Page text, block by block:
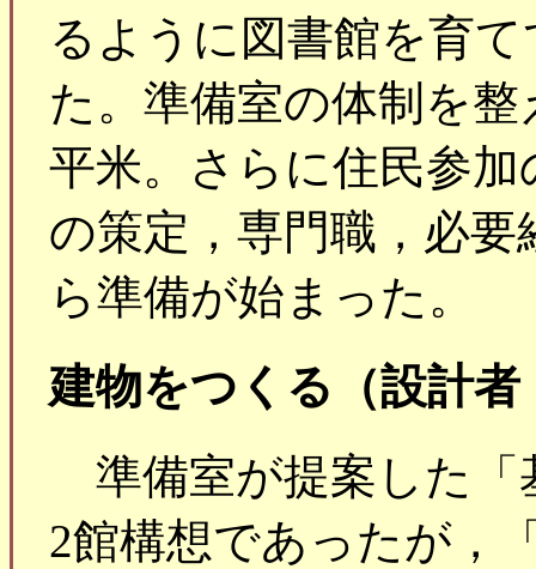
るように図書館を育
た。準備室の体制を
平米。さらに住民参
の策定，専門職，必
ら準備が始まった。
建物をつくる（設計
準備室が提案した「
2館構想であったが，